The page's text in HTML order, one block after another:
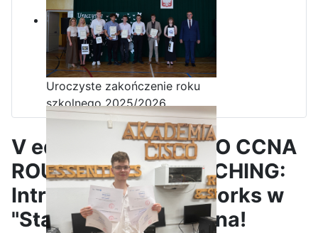
Uroczyste zakończenie roku
szkolnego 2025/2026
V edycja kursu CISCO CCNA
ROUTING AND SWITCHING:
Introduction to Networks w
"Staszicu" zakończona!